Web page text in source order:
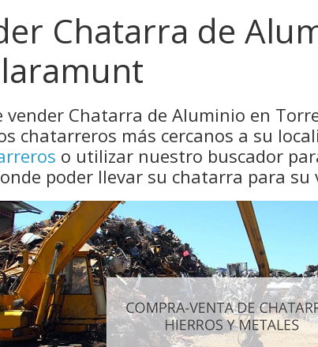
Chatarra de
vender Chatarra de Aluminio en
chatarreros más cercanos a su
o utilizar nuestro buscador
poder llevar su chatarra para su